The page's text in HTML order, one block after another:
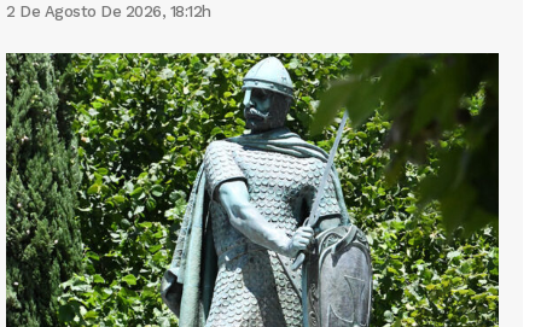
2 De Agosto De 2026, 18:12h